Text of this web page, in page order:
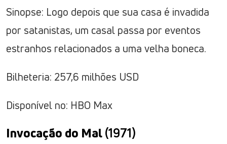
Sinopse: Logo depois que sua casa é invadida
por satanistas, um casal passa por eventos
estranhos relacionados a uma velha boneca.
Bilheteria: 257,6 milhões USD
Disponível no: HBO Max
Invocação do Mal(1971)